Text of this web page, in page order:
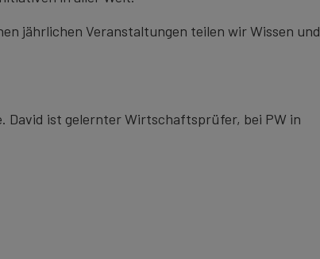
jährlichen Veranstaltungen teilen wir Wissen und
David ist gelernter Wirtschaftsprüfer, bei PW in